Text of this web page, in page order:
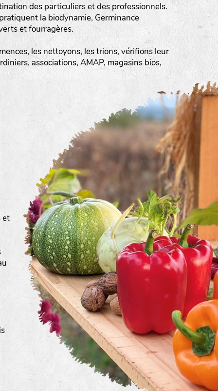
des particuliers et des professionnels.
la biodynamie, Germinance
et fourragères.
les nettoyons, les trions, vérifions leur
associations, AMAP, magasins bios,
et